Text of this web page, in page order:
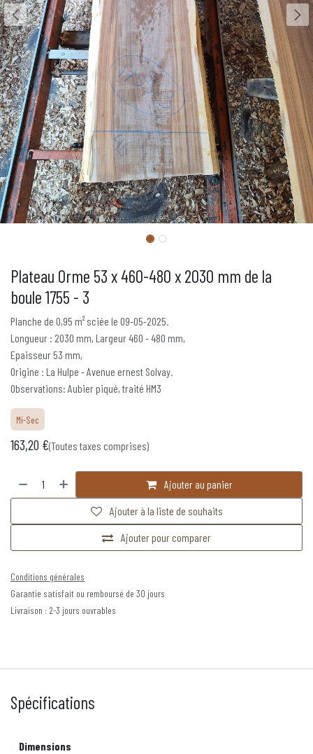
Plateau Orme 53 x 460-480 x 2030 mm de la
boule 1755 - 3
Planche de 0,95 m² sciée le 09-05-2025.
Longueur : 2030 mm, Largeur 460 - 480 mm,
Epaisseur 53 mm,
Origine : La Hulpe - Avenue ernest Solvay.
Observations: Aubier piqué, traité HM3
Mi-Sec
163,20 €(Toutes taxes comprises)
Ajouter au panier
Ajouter pour comparer
Ajouter à la liste de souhaits
Conditions générales
Garantie satisfait ou remboursé de 30 jours
Livraison : 2-3 jours ouvrables
Spécifications
Dimensions